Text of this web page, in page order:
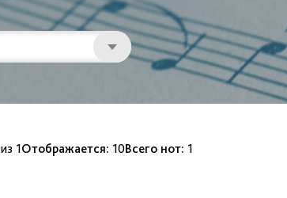
из 1Отображается: 10Всего нот: 1